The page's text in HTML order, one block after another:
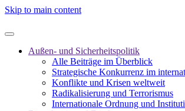
Skip to main content
Außen- und Sicherheitspolitik
Alle Beiträge im Überblick
Strategische Konkurrenz im
Konflikte und Krisen weltweit
Radikalisierung und Terrorismus
Internationale Ordnung und